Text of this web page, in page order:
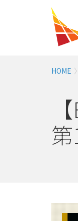
HOME